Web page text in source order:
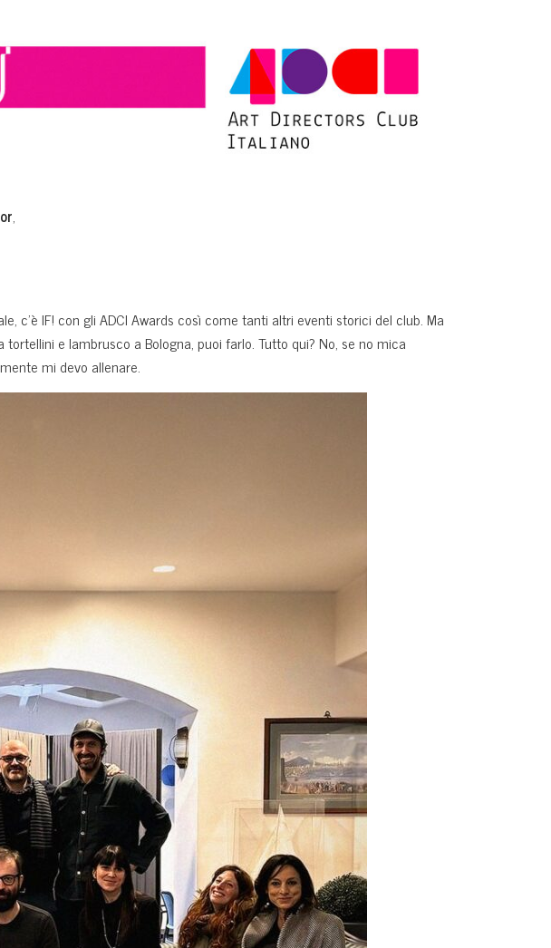
,
c’è IF! con gli ADCI Awards così come tanti altri eventi storici del club. Ma
e lambrusco a Bologna, puoi farlo. Tutto qui? No, se no mica
mi devo allenare.